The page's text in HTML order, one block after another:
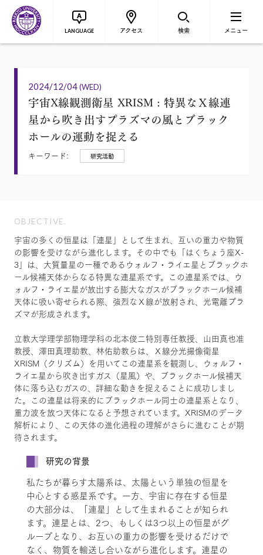
LANGUAGE アクセス 検索 メニュー
2024/12/04(WED)
宇宙X線観測衛星 XRISM : 特異なＸ線連
星から吹き出すプラズマの風とブラック
ホールの運動を捉える
キーワード: 研究活動
OBJECTIVE.
宇宙の多くの恒星は「連星」として生まれ、互いの重力や物質
の影響を受けながら進化します。その中でも「はくちょう座X-
3」は、大質量星の一種であるウォルフ・ライエ星とブラックホ
ール候補天体からなる特異な連星系です。この連星系では、ウ
ォルフ・ライエ星が放出する膨大なガスがブラックホール候補
天体に吸い寄せられる際、強烈なＸ線が放射され、光電離プラ
ズマが形成されます。
立教大学理学部物理学科の北本俊二特別専任教授、山田真也准
教授、澤田真理助教、林佑助教らは、Ｘ線分光撮像衛星
XRISM（クリズム）を用いてこの連星系を観測し、ウォルフ・
ライエ星から吹き出すガス（星風）や、ブラックホール候補天
体に落ち込むガスの、詳細な動きを捉えることに成功しまし
た。この連星は将来的にブラックホール同士の連星系となり、
重力波を放つ天体になると予想されています。XRISMのデータ
解析により、この天体の進化過程の理解がさらに進むことが期
待されます。
研究の背景
私たちが暮らす太陽系は、太陽という単独の恒星を
中心とする惑星系です。一方、宇宙に存在する恒星
の大部分は、「連星」として生まれることが知られ
ます。連星とは、2つ、もしくは3つ以上の恒星がグ
ループとなり、お互いの重力の影響を受けるだけで
なく、物質を輸送し合いながら進化します。連星の